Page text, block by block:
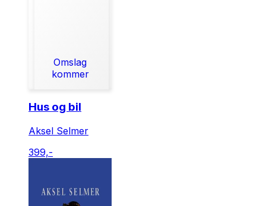
Omslag
kommer
Hus og bil
Aksel Selmer
399,-